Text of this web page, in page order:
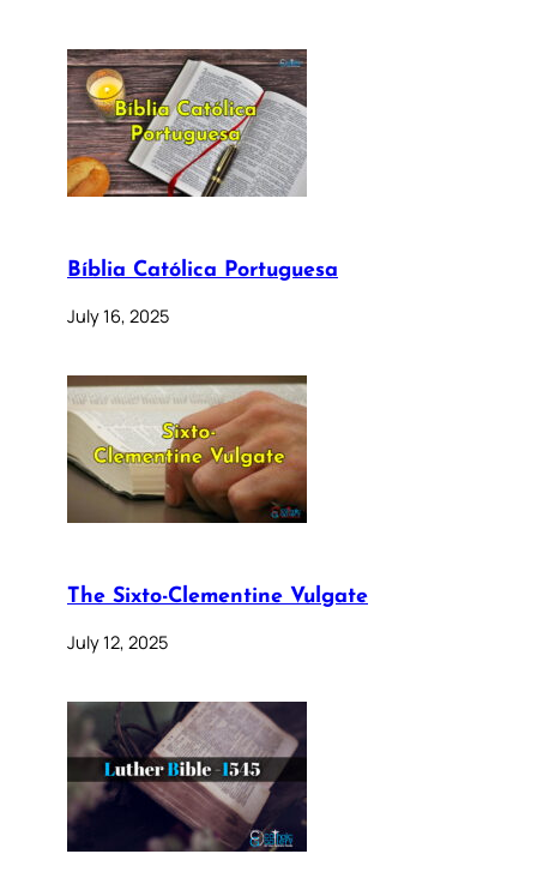
Bíblia Católica Portuguesa
July 16, 2025
The Sixto-Clementine Vulgate
July 12, 2025